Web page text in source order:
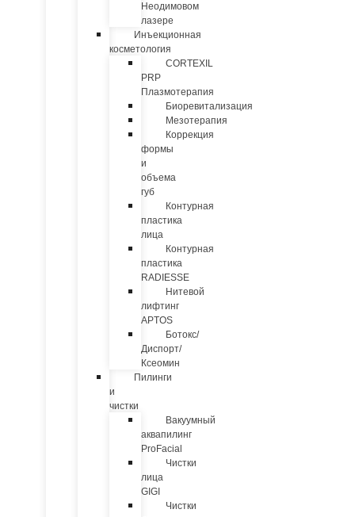
Неодимовом
лазере
Инъекционная
косметология
CORTEXIL
PRP
Плазмотерапия
Биоревитализация
Мезотерапия
Коррекция
формы
и
объема
губ
Контурная
пластика
лица
Контурная
пластика
RADIESSE
Нитевой
лифтинг
APTOS
Ботокс/
Диспорт/
Ксеомин
Пилинги
и
чистки
Вакуумный
аквапилинг
ProFacial
Чистки
лица
GIGI
Чистки